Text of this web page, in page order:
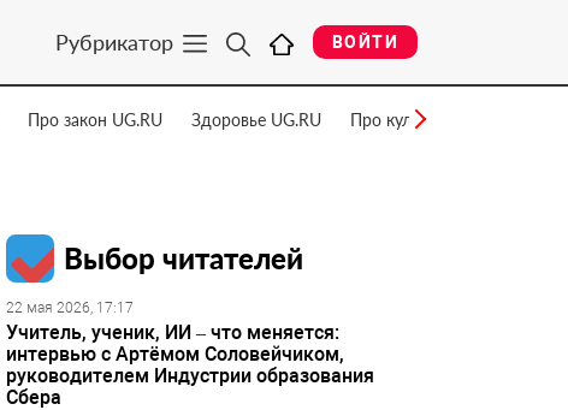
Рубрикатор ВОЙТИ
Про закон UG.RU Здоровье UG.RU Про культуру UG.RU
Выбор читателей
22 мая 2026, 17:17
Учитель, ученик, ИИ – что меняется:
интервью с Артёмом Соловейчиком,
руководителем Индустрии образования
Сбера